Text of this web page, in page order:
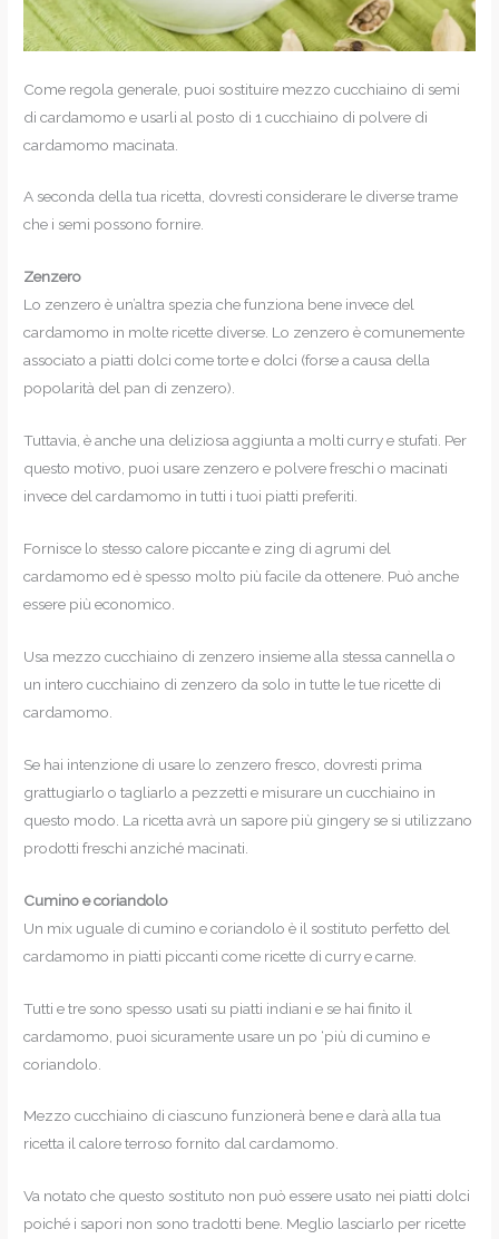
Come regola generale, puoi sostituire mezzo cucchiaino di semi
di cardamomo e usarli al posto di 1 cucchiaino di polvere di
cardamomo macinata.
A seconda della tua ricetta, dovresti considerare le diverse trame
che i semi possono fornire.
Zenzero
Lo zenzero è un’altra spezia che funziona bene invece del
cardamomo in molte ricette diverse. Lo zenzero è comunemente
associato a piatti dolci come torte e dolci (forse a causa della
popolarità del pan di zenzero).
Tuttavia, è anche una deliziosa aggiunta a molti curry e stufati. Per
questo motivo, puoi usare zenzero e polvere freschi o macinati
invece del cardamomo in tutti i tuoi piatti preferiti.
Fornisce lo stesso calore piccante e zing di agrumi del
cardamomo ed è spesso molto più facile da ottenere. Può anche
essere più economico.
Usa mezzo cucchiaino di zenzero insieme alla stessa cannella o
un intero cucchiaino di zenzero da solo in tutte le tue ricette di
cardamomo.
Se hai intenzione di usare lo zenzero fresco, dovresti prima
grattugiarlo o tagliarlo a pezzetti e misurare un cucchiaino in
questo modo. La ricetta avrà un sapore più gingery se si utilizzano
prodotti freschi anziché macinati.
Cumino e coriandolo
Un mix uguale di cumino e coriandolo è il sostituto perfetto del
cardamomo in piatti piccanti come ricette di curry e carne.
Tutti e tre sono spesso usati su piatti indiani e se hai finito il
cardamomo, puoi sicuramente usare un po ‘più di cumino e
coriandolo.
Mezzo cucchiaino di ciascuno funzionerà bene e darà alla tua
ricetta il calore terroso fornito dal cardamomo.
Va notato che questo sostituto non può essere usato nei piatti dolci
poiché i sapori non sono tradotti bene. Meglio lasciarlo per ricette